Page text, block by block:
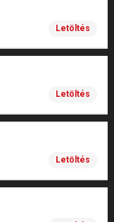
Letöltés
Letöltés
Letöltés